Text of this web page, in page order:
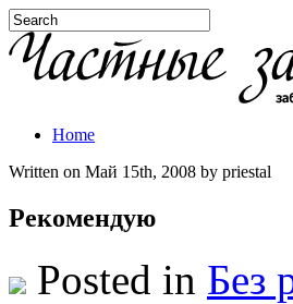
Home
Written on Май 15th, 2008 by priestal
Рекомендую
Posted in Без